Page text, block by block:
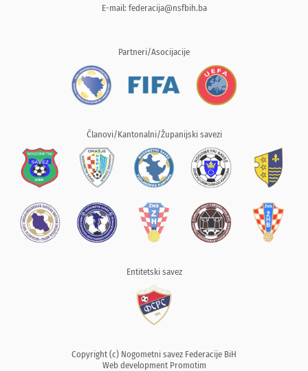
E-mail: federacija@nsfbih.ba
Partneri/Asocijacije
Članovi/Kantonalni/Županijski savezi
Entitetski savez
Copyright (c) Nogometni savez Federacije BiH
Web development Promotim